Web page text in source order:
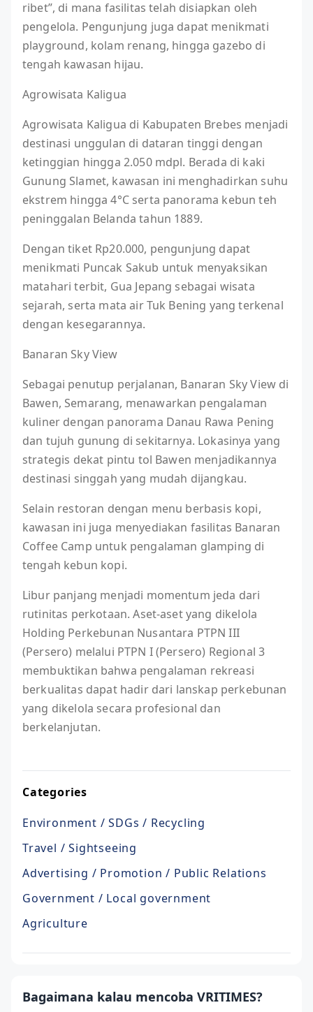
ribet”, di mana fasilitas telah disiapkan oleh
pengelola. Pengunjung juga dapat menikmati
playground, kolam renang, hingga gazebo di
tengah kawasan hijau.
Agrowisata Kaligua
Agrowisata Kaligua di Kabupaten Brebes menjadi
destinasi unggulan di dataran tinggi dengan
ketinggian hingga 2.050 mdpl. Berada di kaki
Gunung Slamet, kawasan ini menghadirkan suhu
ekstrem hingga 4°C serta panorama kebun teh
peninggalan Belanda tahun 1889.
Dengan tiket Rp20.000, pengunjung dapat
menikmati Puncak Sakub untuk menyaksikan
matahari terbit, Gua Jepang sebagai wisata
sejarah, serta mata air Tuk Bening yang terkenal
dengan kesegarannya.
Banaran Sky View
Sebagai penutup perjalanan, Banaran Sky View di
Bawen, Semarang, menawarkan pengalaman
kuliner dengan panorama Danau Rawa Pening
dan tujuh gunung di sekitarnya. Lokasinya yang
strategis dekat pintu tol Bawen menjadikannya
destinasi singgah yang mudah dijangkau.
Selain restoran dengan menu berbasis kopi,
kawasan ini juga menyediakan fasilitas Banaran
Coffee Camp untuk pengalaman glamping di
tengah kebun kopi.
Libur panjang menjadi momentum jeda dari
rutinitas perkotaan. Aset-aset yang dikelola
Holding Perkebunan Nusantara PTPN III
(Persero) melalui PTPN I (Persero) Regional 3
membuktikan bahwa pengalaman rekreasi
berkualitas dapat hadir dari lanskap perkebunan
yang dikelola secara profesional dan
berkelanjutan.
Categories
Environment / SDGs / Recycling
Travel / Sightseeing
Advertising / Promotion / Public Relations
Government / Local government
Agriculture
Bagaimana kalau mencoba VRITIMES?